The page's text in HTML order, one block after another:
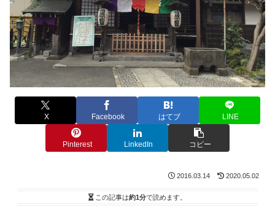
X Facebook はてブ LINE
Pinterest LinkedIn コピー
2016.03.14 2020.05.02
この記事は約1分で読めます。